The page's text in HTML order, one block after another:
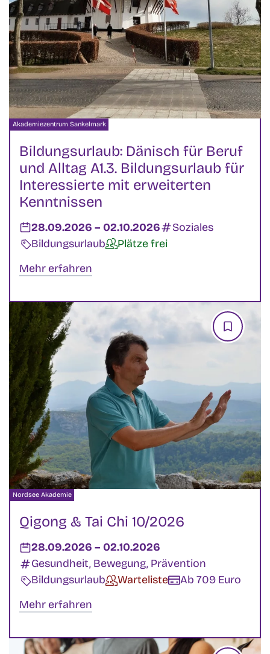
Bildungsurlaub: Dänisch für Beruf
und Alltag A1.3. Bildungsurlaub für
Interessierte mit erweiterten
Kenntnissen
Veranstalter:
Akademiezentrum Sankelmark
Datum:
28.09.2026 – bis
02.10.2026Kategorien:
Soziales
Veranstaltungsart:
BildungsurlaubVerfügbarkeit:
Plätze frei
Mehr erfahren
Qigong & Tai Chi 10/2026
Veranstalter:
Nordsee Akademie
Datum:
28.09.2026 – bis
02.10.2026
Kategorien:
Gesundheit, Bewegung, Prävention
Veranstaltungsart:
BildungsurlaubVerfügbarkeit:
WartelisteKosten:
Ab 709 Euro
Mehr erfahren